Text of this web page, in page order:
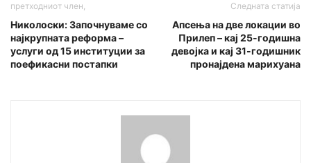
претходниот член,
Николоски: Започнуваме со
најкрупната реформа –
услуги од 15 институции за
поефикасни постапки
Следната статија
Aпсења на две локации во
Прилеп – кај 25-годишна
девојка и кај 31-годишник
пронајдена мapихуaна